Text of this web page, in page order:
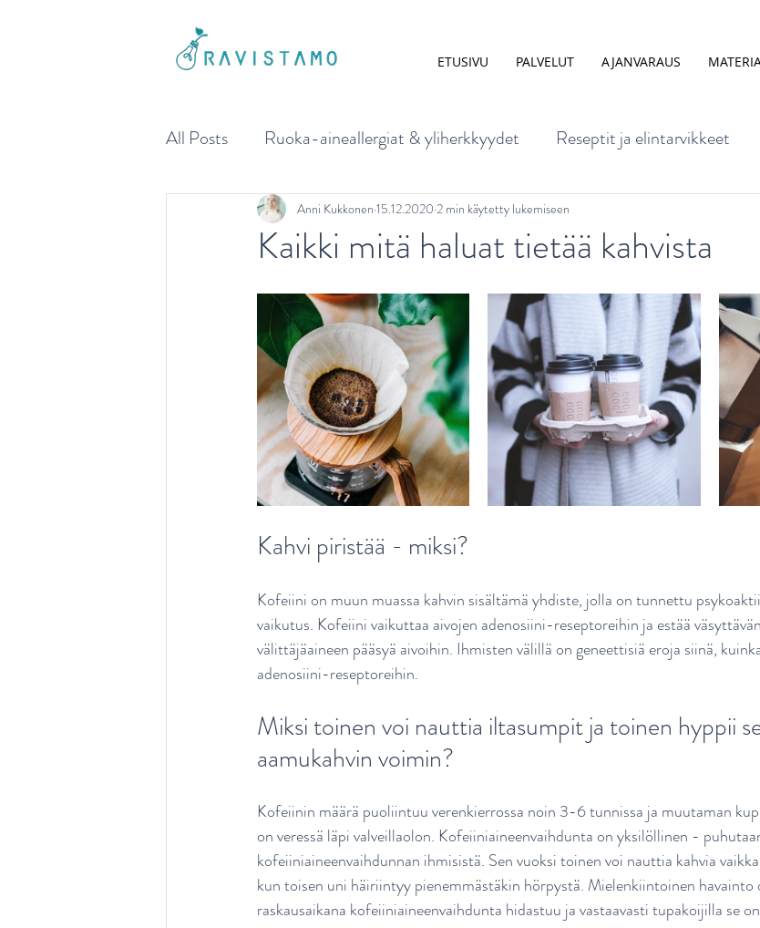
ETUSIVU PALVELUT AJANVARAUS
All Posts Ruoka-aineallergiat & yliherkkyydet Reseptit ja elintarvikkeet
Liikkujan ja urheilijan ravitsemus Ruoka ja mieli
Ikäihmisen ravitsemus Aikuisen ravitsemus Vatsavaivat
Kaikki mitä haluat tietää kahvista
Anni Kukkonen 15.12.2020 2 min käytetty lukemiseen
Kahvi piristää - miksi?
Kofeiini on muun muassa kahvin sisältämä yhdiste, jolla on tunnettu
vaikutus. Kofeiini vaikuttaa aivojen adenosiini-reseptoreihin ja estää
välittäjäaineen pääsyä aivoihin. Ihmisten välillä on geneettisiä eroja siinä,
adenosiini-reseptoreihin.
Miksi toinen voi nauttia iltasumpit ja toinen hyppii
aamukahvin voimin?
Kofeiinin määrä puoliintuu verenkierrossa noin 3-6 tunnissa ja muutaman
on veressä läpi valveillaolon. Kofeiiniaineenvaihdunta on yksilöllinen -
kofeiiniaineenvaihdunnan ihmisistä. Sen vuoksi toinen voi nauttia kahvia
kun toisen uni häiriintyy pienemmästäkin hörpystä. Mielenkiintoinen havainto
raskausaikana kofeiiniaineenvaihdunta hidastuu ja vastaavasti tupakoijilla se